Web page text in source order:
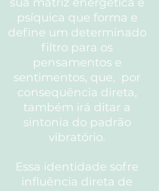
psíquica que forma e
define um determinado
filtro para os
pensamentos e
sentimentos, que, por
consequência direta,
também irá ditar a
sintonia do padrão
vibratório.
Essa identidade sofre
influência direta de